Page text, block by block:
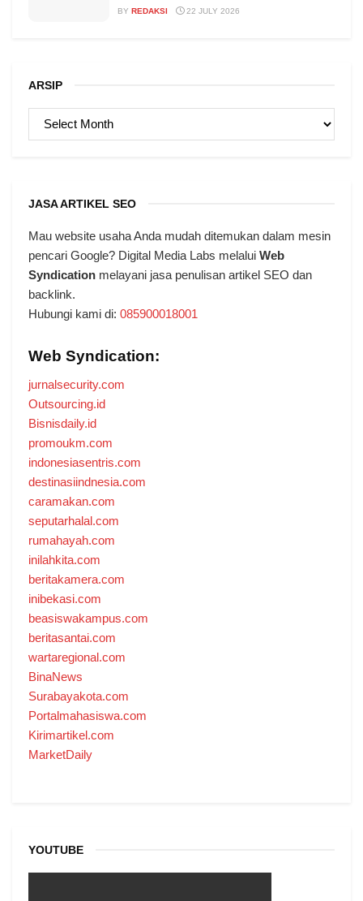
BY REDAKSI 22 JULY 2026
ARSIP
ARSIP
JASA ARTIKEL SEO
Mau website usaha Anda mudah ditemukan dalam mesin
pencari Google? Digital Media Labs melalui Web
Syndication melayani jasa penulisan artikel SEO dan
backlink.
Hubungi kami di: 085900018001
Web Syndication:
jurnalsecurity.com
Outsourcing.id
Bisnisdaily.id
promoukm.com
indonesiasentris.com
destinasiindnesia.com
caramakan.com
seputarhalal.com
rumahayah.com
inilahkita.com
beritakamera.com
inibekasi.com
beasiswakampus.com
beritasantai.com
wartaregional.com
BinaNews
Surabayakota.com
Portalmahasiswa.com
Kirimartikel.com
MarketDaily
YOUTUBE